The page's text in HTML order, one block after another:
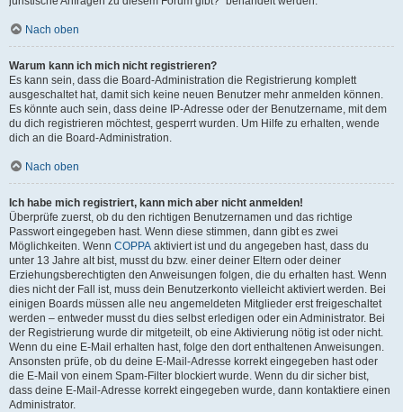
Nach oben
Warum kann ich mich nicht registrieren?
Es kann sein, dass die Board-Administration die Registrierung komplett
ausgeschaltet hat, damit sich keine neuen Benutzer mehr anmelden können.
Es könnte auch sein, dass deine IP-Adresse oder der Benutzername, mit dem
du dich registrieren möchtest, gesperrt wurden. Um Hilfe zu erhalten, wende
dich an die Board-Administration.
Nach oben
Ich habe mich registriert, kann mich aber nicht anmelden!
Überprüfe zuerst, ob du den richtigen Benutzernamen und das richtige
Passwort eingegeben hast. Wenn diese stimmen, dann gibt es zwei
Möglichkeiten. Wenn COPPA aktiviert ist und du angegeben hast, dass du
unter 13 Jahre alt bist, musst du bzw. einer deiner Eltern oder deiner
Erziehungsberechtigten den Anweisungen folgen, die du erhalten hast. Wenn
dies nicht der Fall ist, muss dein Benutzerkonto vielleicht aktiviert werden. Bei
einigen Boards müssen alle neu angemeldeten Mitglieder erst freigeschaltet
werden – entweder musst du dies selbst erledigen oder ein Administrator. Bei
der Registrierung wurde dir mitgeteilt, ob eine Aktivierung nötig ist oder nicht.
Wenn du eine E-Mail erhalten hast, folge den dort enthaltenen Anweisungen.
Ansonsten prüfe, ob du deine E-Mail-Adresse korrekt eingegeben hast oder
die E-Mail von einem Spam-Filter blockiert wurde. Wenn du dir sicher bist,
dass deine E-Mail-Adresse korrekt eingegeben wurde, dann kontaktiere einen
Administrator.